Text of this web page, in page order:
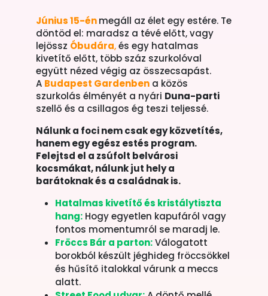
Június15-énmegáll az élet egy estére. Te
döntöd el: maradsz a tévé előtt, vagy
lejössz Óbudára,és egy hatalmas
kivetítő előtt, több száz szurkolóval
együtt nézed végig az összecsapást.
A Budapest Gardenben a közös
szurkolás élményét a nyári Duna-parti
szellő és a csillagos ég teszi teljessé.
Nálunk a foci nem csak egy közvetítés,
hanem egy egész estés program.
Felejtsd el a zsúfolt belvárosi
kocsmákat, nálunk jut hely a
barátoknak és a családnak is.
Hatalmas kivetítő és kristálytiszta
hang: Hogy egyetlen kapufáról vagy
fontos momentumról se maradj le.
Fröccs Bár a parton:Válogatott
borokból készült jéghideg fröccsökkel
és hűsítő italokkal várunk a meccs
alatt.